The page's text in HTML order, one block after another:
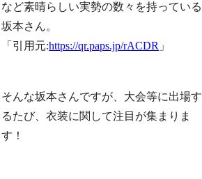
など素晴らしい実勢の数々を持っている
坂本さん。
「引用元:https://qr.paps.jp/rACDR 」
そんな坂本さんですが、大会等に出場す
るたび、衣装に関して注目が集まりま
す！